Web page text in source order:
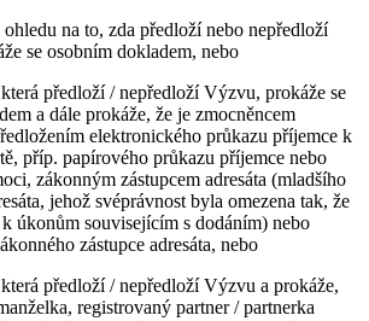
ohledu na to, zda předloží nebo nepředloží
se osobním dokladem, nebo
předloží / nepředloží Výzvu, prokáže se
a dále prokáže, že je zmocněncem
elektronického průkazu příjemce k
příp. papírového průkazu příjemce nebo
zákonným zástupcem adresáta (mladšího
jehož svéprávnost byla omezena tak, že
úkonům souvisejícím s dodáním) nebo
zástupce adresáta, nebo
předloží / nepředloží Výzvu a prokáže,
registrovaný partner / partnerka